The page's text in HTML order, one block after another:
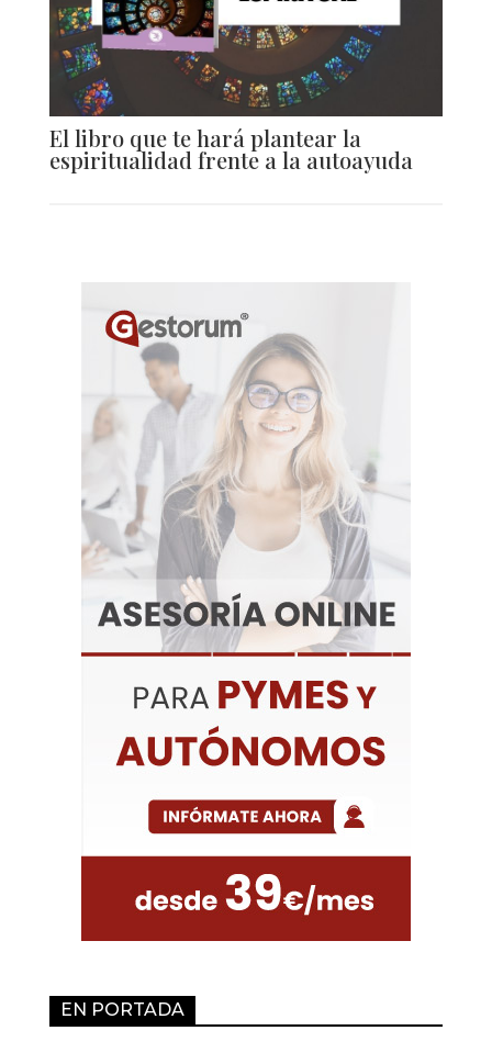
El libro que te hará plantear la
espiritualidad frente a la autoayuda
EN PORTADA